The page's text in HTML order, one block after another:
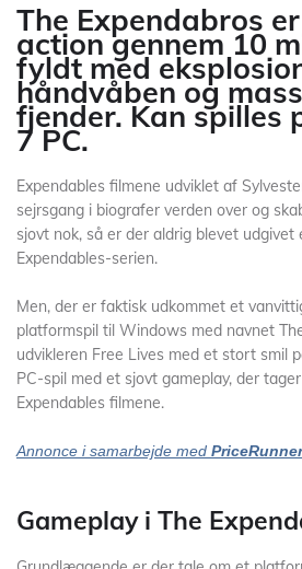
The Expendabros
action gennem 10
fyldt med
håndvåben og
fjender. Kan spilles
7 PC.
Expendables filmene udviklet af
sejrsgang i biografer verden over og
sjovt nok, så er der aldrig blevet udgivet
Expendables-serien.
Men, der er faktisk udkommet et
platformspil til Windows med navnet
udvikleren Free Lives med et stort smil
PC-spil med et sjovt gameplay, der
Expendables filmene.
Annonce i samarbejde med PriceRunner
Gameplay i The